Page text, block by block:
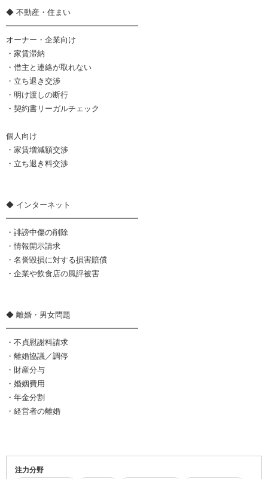
◆ 不動産・住まい
━━━━━━━━━━━━━━━━━
オーナー・企業向け
・家賃滞納
・借主と連絡が取れない
・立ち退き交渉
・明け渡しの断行
・契約書リーガルチェック
個人向け
・家賃増減額交渉
・立ち退き料交渉
◆ インターネット
━━━━━━━━━━━━━━━━━
・誹謗中傷の削除
・情報開示請求
・名誉毀損に対する損害賠償
・企業や飲食店の風評被害
◆ 離婚・男女問題
━━━━━━━━━━━━━━━━━
・不貞慰謝料請求
・離婚協議／調停
・財産分与
・婚姻費用
・年金分割
・経営者の離婚
注力分野